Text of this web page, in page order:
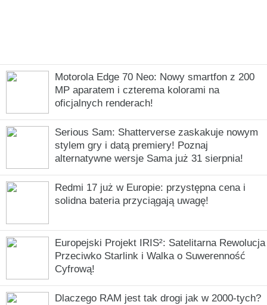
Motorola Edge 70 Neo: Nowy smartfon z 200
MP aparatem i czterema kolorami na
oficjalnych renderach!
Serious Sam: Shatterverse zaskakuje nowym
stylem gry i datą premiery! Poznaj
alternatywne wersje Sama już 31 sierpnia!
Redmi 17 już w Europie: przystępna cena i
solidna bateria przyciągają uwagę!
Europejski Projekt IRIS²: Satelitarna Rewolucja
Przeciwko Starlink i Walka o Suwerenność
Cyfrową!
Dlaczego RAM jest tak drogi jak w 2000-tych?